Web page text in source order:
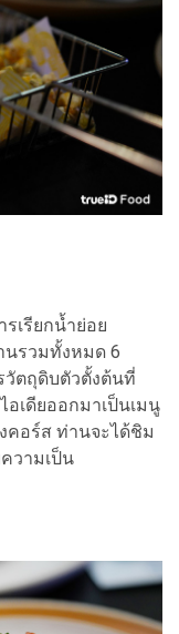
เรียกน้ำย่อย
นรวมทั้งหมด 6
วัตถุดิบตัวตั้งต้นที่
เดียออกมาเป็นเมนู
คอร์ส ท่านจะได้ชิม
วามเป็น